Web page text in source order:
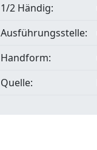
1/2 Händig:
Ausführungsstelle:
Handform:
Quelle: